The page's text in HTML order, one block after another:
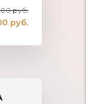
руб.
руб.